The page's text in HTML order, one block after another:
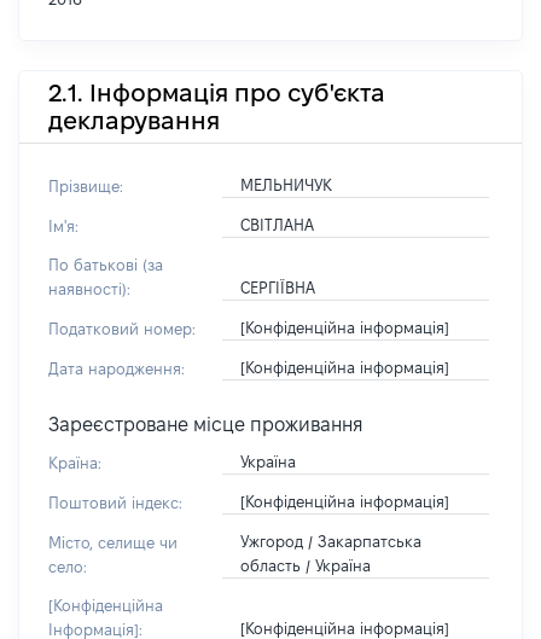
2.1. Інформація про суб'єкта
декларування
Прізвище: МЕЛЬНИЧУК
Ім'я: СВІТЛАНА
По батькові (за
наявності):
СЕРГІЇВНА
Податковий номер: [Конфіденційна інформація]
Дата народження: [Конфіденційна інформація]
Зареєстроване місце проживання
Країна: Україна
Поштовий індекс: [Конфіденційна інформація]
Місто, селище чи
село:
Ужгород / Закарпатська
область / Україна
[Конфіденційна
Інформація]:
[Конфіденційна інформація]